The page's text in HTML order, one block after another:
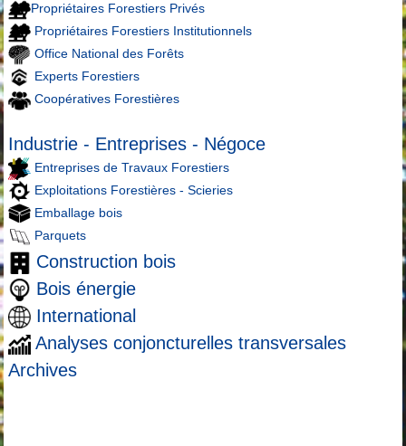
Propriétaires Forestiers Privés
Propriétaires Forestiers Institutionnels
Office National des Forêts
Experts Forestiers
Coopératives Forestières
Industrie - Entreprises - Négoce
Entreprises de Travaux Forestiers
Exploitations Forestières - Scieries
Emballage bois
Parquets
Construction bois
Bois énergie
International
Analyses conjoncturelles transversales
Archives